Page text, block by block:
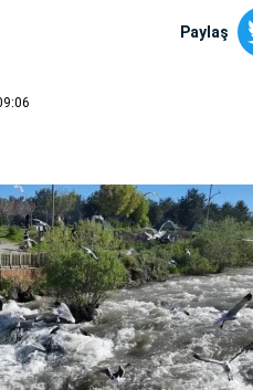
Paylaş